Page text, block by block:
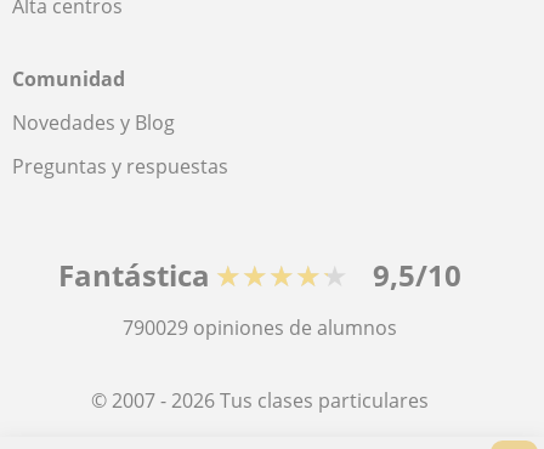
Alta centros
Comunidad
Novedades y Blog
Preguntas y respuestas
Fantástica ★★★★★ 9,5/10
790029 opiniones de alumnos
© 2007 - 2026 Tus clases particulares